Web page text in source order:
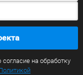
на обработку